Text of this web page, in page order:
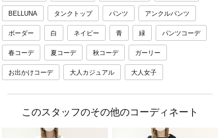
BELLUNA タンクトップ パンツ アンクルパンツ
ボーダー 白 ネイビー 青 緑 パンツコーデ
春コーデ 夏コーデ 秋コーデ ガーリー
お出かけコーデ 大人カジュアル 大人女子
このスタッフのその他のコーディネート